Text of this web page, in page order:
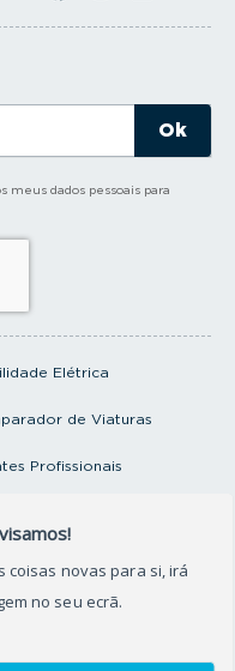
Elétrica
de Viaturas
Profissionais
Protector
meus dados pessoais para